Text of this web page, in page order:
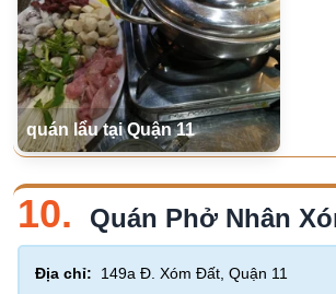
quán lẩu tại Quận 11
10. Quán Phở Nhân
Địa chỉ: 149a Đ. Xóm Đất, Quận 11